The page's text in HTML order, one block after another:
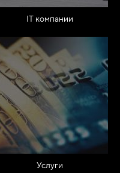
IT компании
Услуги